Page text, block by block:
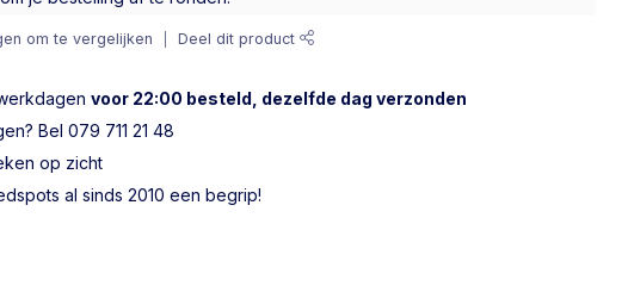
om te vergelijken Deel dit product
voor 22:00 besteld, dezelfde dag verzonden
Bel 079 711 21 48
op zicht
al sinds 2010 een begrip!